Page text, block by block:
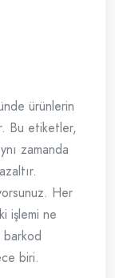
ürünlerin
Bu etiketler,
zamanda
Her
işlemi ne
barkod
biri.